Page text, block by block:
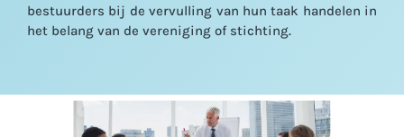
bestuurders bij de vervulling van hun taak handelen in
het belang van de vereniging of stichting.